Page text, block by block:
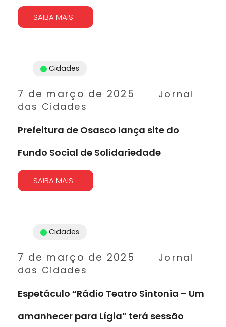
SAIBA MAIS
7 de março de 2025
Jornal
das Cidades
Cidades
Prefeitura de Osasco lança site do
Fundo Social de Solidariedade
SAIBA MAIS
7 de março de 2025
Jornal
das Cidades
Cidades
Espetáculo “Rádio Teatro Sintonia – Um
amanhecer para Lígia” terá sessão